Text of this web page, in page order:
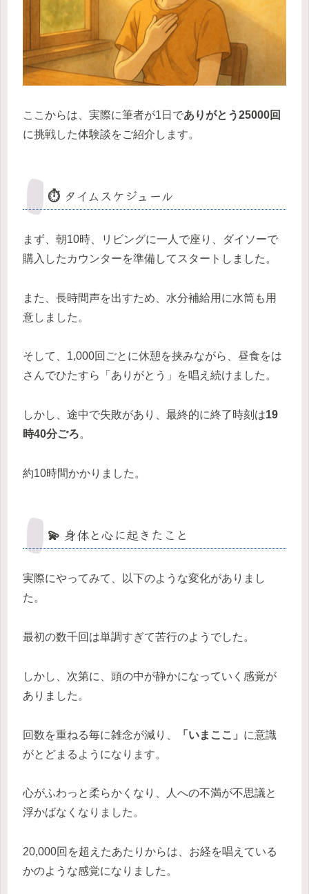
ここからは、実際に筆者が1日でありがとう25000回
に挑戦した体験談をご紹介します。
⏱ タイムスケジュール
まず、朝10時、リビングに一人で座り、ダイソーで
購入したカウンターを準備してスタートしました。
また、長時間声を出すため、水分補給用に水筒も用
意しました。
そして、1,000回ごとに休憩を挟みながら、昼食をは
さんでひたすら「ありがとう」を唱え続けました。
しかし、途中で失敗があり、最終的に終了時刻は19
時40分ごろ。
約10時間かかりました。
💫 身体と心に起きたこと
実際にやってみて、以下のような変化がありまし
た。
最初の数千回は単調すぎて苦行のようでした。
しかし、次第に、頭の中が静かになっていく感覚が
ありました。
回数を重ねる毎に雑念が減り、 「いまここ」 に意識
がとどまるようになります。
心がふわっと柔らかくなり、人への不満が不思議と
浮かばなくなりました。
20,000回を超えたあたりからは、お経を唱えている
かのような感覚になりました。